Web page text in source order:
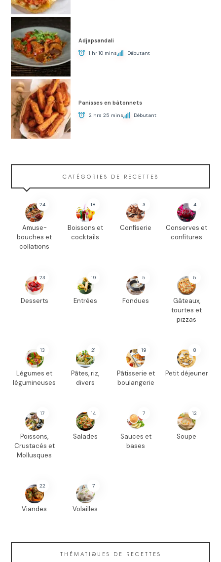
Adjapsandali
1 hr 10 mins Débutant
Panisses en bâtonnets
2 hrs 25 mins Débutant
CATÉGORIES DE RECETTES
24
Amuse-
bouches et
collations
18
Boissons et
cocktails
3
Confiserie
4
Conserves et
confitures
23
Desserts
19
Entrées
5
Fondues
5
Gâteaux,
tourtes et
pizzas
13
Légumes et
légumineuses
21
Pâtes, riz,
divers
19
Pâtisserie et
boulangerie
8
Petit déjeuner
17
Poissons,
Crustacés et
Mollusques
14
Salades
7
Sauces et
bases
12
Soupe
22
Viandes
7
Volailles
THÉMATIQUES DE RECETTES